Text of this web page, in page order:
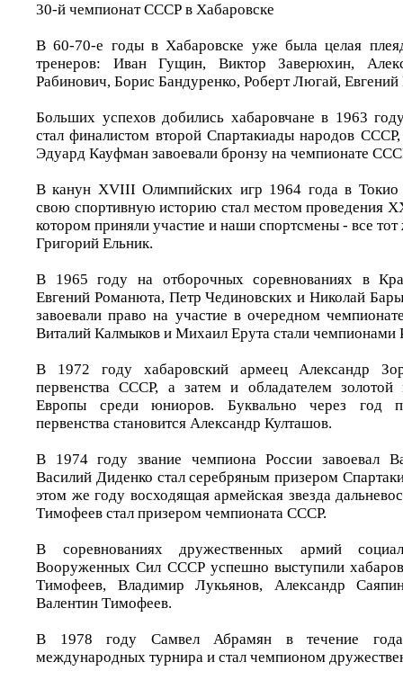
30-й чемпионат СССР в Хабаровске
В 60-70-е годы в Хабаровске уже была целая
тренеров: Иван Гущин, Виктор Заверюхин,
Рабинович, Борис Бандуренко, Роберт Люгай,
Больших успехов добились хабаровчане в 1963
стал финалистом второй Спартакиады народов
Эдуард Кауфман завоевали бронзу на чемпионате
В канун XVIII Олимпийских игр 1964 года в Токио
свою спортивную историю стал местом проведения
котором приняли участие и наши спортсмены - все
Григорий Ельник.
В 1965 году на отборочных соревнованиях в
Евгений Романюта, Петр Чединовских и Николай
завоевали право на участие в очередном
Виталий Калмыков и Михаил Ерута стали чемпионами
В 1972 году хабаровский армеец Александр
первенства СССР, а затем и обладателем золотой
Европы среди юниоров. Буквально через год
первенства становится Александр Култашов.
В 1974 году звание чемпиона России завоевал
Василий Диденко стал серебряным призером
этом же году восходящая армейская звезда
Тимофеев стал призером чемпионата СССР.
В соревнованиях дружественных армий
Вооруженных Сил СССР успешно выступили
Тимофеев, Владимир Лукьянов, Александр
Валентин Тимофеев.
В 1978 году Самвел Абрамян в течение
международных турнира и стал чемпионом